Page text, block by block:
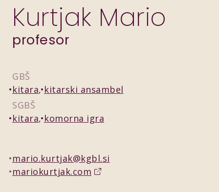
Kurtjak Mario
profesor
GBŠ
kitara kitarski ansambel
SGBŠ
kitara komorna igra
mario.kurtjak@kgbl.si
mariokurtjak.com